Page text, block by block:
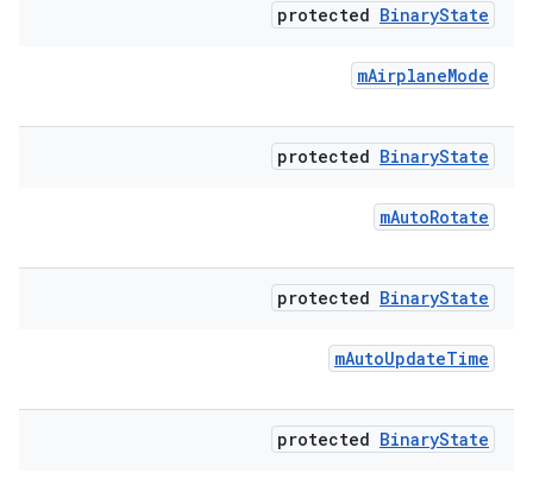
protected BinaryState
mAirplaneMode
protected BinaryState
mAutoRotate
protected BinaryState
mAutoUpdateTime
protected BinaryState